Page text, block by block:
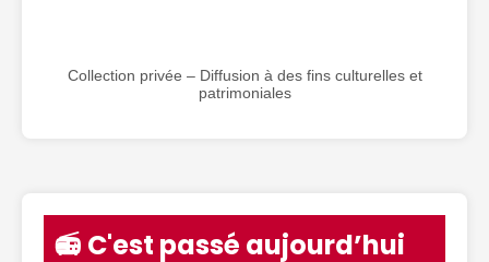
Collection privée – Diffusion à des fins culturelles et
patrimoniales
📻 C'est passé aujourd’hui